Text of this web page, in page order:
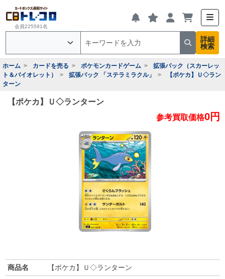
会員225591名
詳細
検索
ホーム カードを売る ポケモンカードゲーム
拡張パック（スカーレッ
ト＆バイオレット）
拡張パック 「ステラミラクル」
【ポケカ】Ｕ◇ラン
ターン
【ポケカ】Ｕ◇ランターン
参考買取価格0円
商品名
【ポケカ】Ｕ◇ランターン